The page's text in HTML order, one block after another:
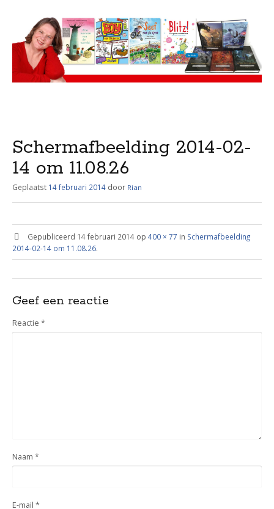
Schermafbeelding 2014-02-
14 om 11.08.26
Geplaatst 14 februari 2014 door Rian
Gepubliceerd 14 februari 2014op 400 × 77 in Schermafbeelding
2014-02-14 om 11.08.26.
Geef een reactie
Reactie *
Naam *
E-mail *